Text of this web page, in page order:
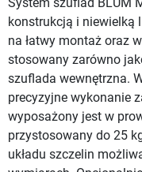
System szuflad BLUM
konstrukcją i niewielką
na łatwy montaż oraz
stosowany zarówno
szuflada wewnętrzna.
precyzyjne wykonanie
wyposażony jest w
przystosowany do 25
układu szczelin